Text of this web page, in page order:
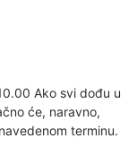
Ako svi dođu u
će, naravno,
terminu.